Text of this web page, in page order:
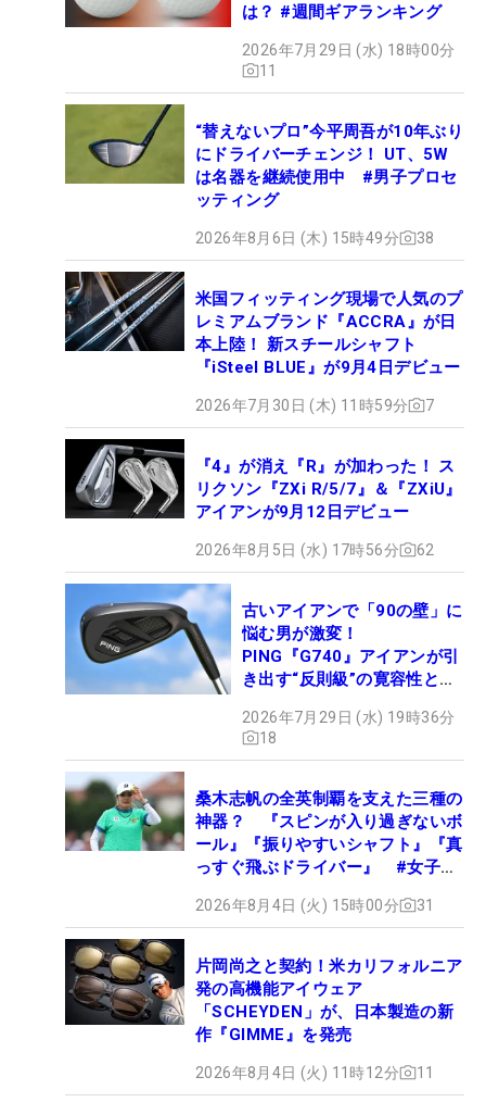
は？ #週間ギアランキング
2026年7月29日 (水) 18時00分
11
“替えないプロ”今平周吾が10年ぶり
にドライバーチェンジ！ UT、5W
は名器を継続使用中 #男子プロセ
ッティング
2026年8月6日 (木) 15時49分 38
米国フィッティング現場で人気のプ
レミアムブランド『ACCRA』が日
本上陸！ 新スチールシャフト
『iSteel BLUE』が9月4日デビュー
2026年7月30日 (木) 11時59分 7
『4』が消え『R』が加わった！ ス
リクソン『ZXi R/5/7』＆『ZXiU』
アイアンが9月12日デビュー
2026年8月5日 (水) 17時56分 62
古いアイアンで「90の壁」に
悩む男が激変！
PING『G740』アイアンが引
き出す“反則級”の寛容性と飛
2026年7月29日 (水) 19時36分
18
桑木志帆の全英制覇を支えた三種の
神器？ 『スピンが入り過ぎないボ
ール』『振りやすいシャフト』『真
っすぐ飛ぶドライバー』 #女子プ
2026年8月4日 (火) 15時00分 31
片岡尚之と契約！米カリフォルニア
発の高機能アイウェア
「SCHEYDEN」が、日本製造の新
作『GIMME』を発売
2026年8月4日 (火) 11時12分 11